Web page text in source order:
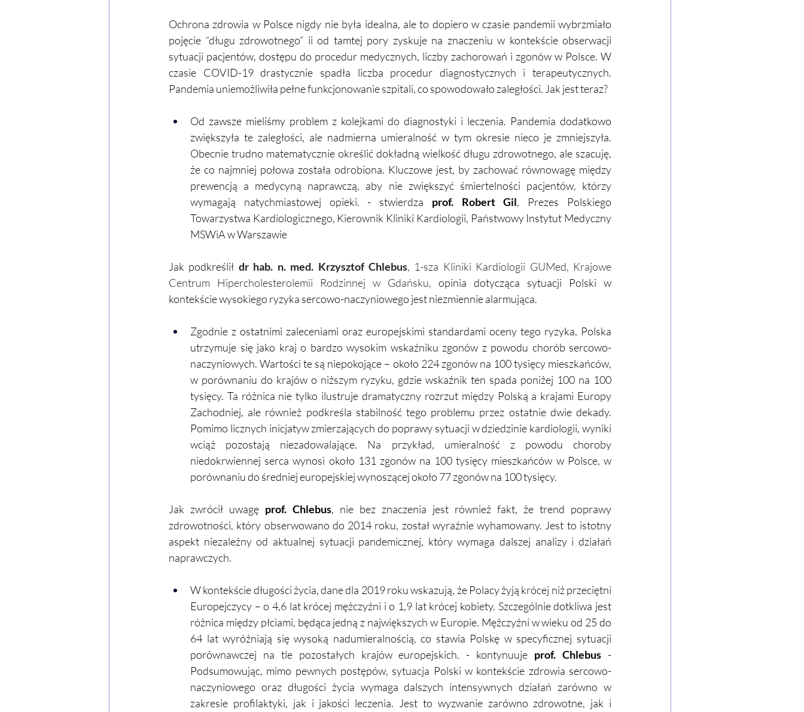
Ochrona zdrowia w Polsce nigdy nie była idealna, ale to dopiero w czasie pandemii wybrzmiało
pojęcie “długu zdrowotnego” ii od tamtej pory zyskuje na znaczeniu w kontekście obserwacji
sytuacji pacjentów, dostępu do procedur medycznych, liczby zachorowań i zgonów w Polsce. W
czasie COVID-19 drastycznie spadła liczba procedur diagnostycznych i terapeutycznych.
Pandemia uniemożliwiła pełne funkcjonowanie szpitali, co spowodowało zaległości. Jak jest teraz?
Od zawsze mieliśmy problem z kolejkami do diagnostyki i leczenia. Pandemia dodatkowo
zwiększyła te zaległości, ale nadmierna umieralność w tym okresie nieco je zmniejszyła.
Obecnie trudno matematycznie określić dokładną wielkość długu zdrowotnego, ale szacuję,
że co najmniej połowa została odrobiona. Kluczowe jest, by zachować równowagę między
prewencją a medycyną naprawczą, aby nie zwiększyć śmiertelności pacjentów, którzy
wymagają natychmiastowej opieki. - stwierdza prof. Robert Gil, Prezes Polskiego
Towarzystwa Kardiologicznego, Kierownik Kliniki Kardiologii, Państwowy Instytut Medyczny
MSWiA w Warszawie
Jak podkreślił dr hab. n. med. Krzysztof Chlebus, 1-sza Kliniki Kardiologii GUMed, Krajowe
Centrum Hipercholesterolemii Rodzinnej w Gdańsku, opinia dotycząca sytuacji Polski w
kontekście wysokiego ryzyka sercowo-naczyniowego jest niezmiennie alarmująca.
Zgodnie z ostatnimi zaleceniami oraz europejskimi standardami oceny tego ryzyka, Polska
utrzymuje się jako kraj o bardzo wysokim wskaźniku zgonów z powodu chorób sercowo-
naczyniowych. Wartości te są niepokojące – około 224 zgonów na 100 tysięcy mieszkańców,
w porównaniu do krajów o niższym ryzyku, gdzie wskaźnik ten spada poniżej 100 na 100
tysięcy. Ta różnica nie tylko ilustruje dramatyczny rozrzut między Polską a krajami Europy
Zachodniej, ale również podkreśla stabilność tego problemu przez ostatnie dwie dekady.
Pomimo licznych inicjatyw zmierzających do poprawy sytuacji w dziedzinie kardiologii, wyniki
wciąż pozostają niezadowalające. Na przykład, umieralność z powodu choroby
niedokrwiennej serca wynosi około 131 zgonów na 100 tysięcy mieszkańców w Polsce, w
porównaniu do średniej europejskiej wynoszącej około 77 zgonów na 100 tysięcy.
Jak zwrócił uwagę prof. Chlebus, nie bez znaczenia jest również fakt, że trend poprawy
zdrowotności, który obserwowano do 2014 roku, został wyraźnie wyhamowany. Jest to istotny
aspekt niezależny od aktualnej sytuacji pandemicznej, który wymaga dalszej analizy i działań
naprawczych.
W kontekście długości życia, dane dla 2019 roku wskazują, że Polacy żyją krócej niż przeciętni
Europejczycy – o 4,6 lat krócej mężczyźni i o 1,9 lat krócej kobiety. Szczególnie dotkliwa jest
różnica między płciami, będąca jedną z największych w Europie. Mężczyźni w wieku od 25 do
64 lat wyróżniają się wysoką nadumieralnością, co stawia Polskę w specyficznej sytuacji
porównawczej na tle pozostałych krajów europejskich. - kontynuuje prof. Chlebus -
Podsumowując, mimo pewnych postępów, sytuacja Polski w kontekście zdrowia sercowo-
naczyniowego oraz długości życia wymaga dalszych intensywnych działań zarówno w
zakresie profilaktyki, jak i jakości leczenia. Jest to wyzwanie zarówno zdrowotne, jak i